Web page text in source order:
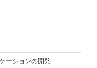
ーションの開発